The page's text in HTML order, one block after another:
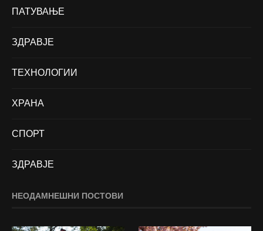
ПАТУВАЊЕ
ЗДРАВЈЕ
ТЕХНОЛОГИИ
ХРАНА
СПОРТ
ЗДРАВЈЕ
НЕОДАМНЕШНИ ПОСТОВИ